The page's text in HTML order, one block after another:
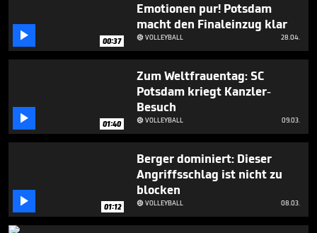
 00:37
Emotionen pur! Potsdam
macht den Finaleinzug klar
VOLLEYBALL 28.04.
 01:40
Zum Weltfrauentag: SC
Potsdam kriegt Kanzler-
Besuch
VOLLEYBALL 09.03.
 01:12
Berger dominiert: Dieser
Angriffsschlag ist nicht zu
blocken
VOLLEYBALL 08.03.